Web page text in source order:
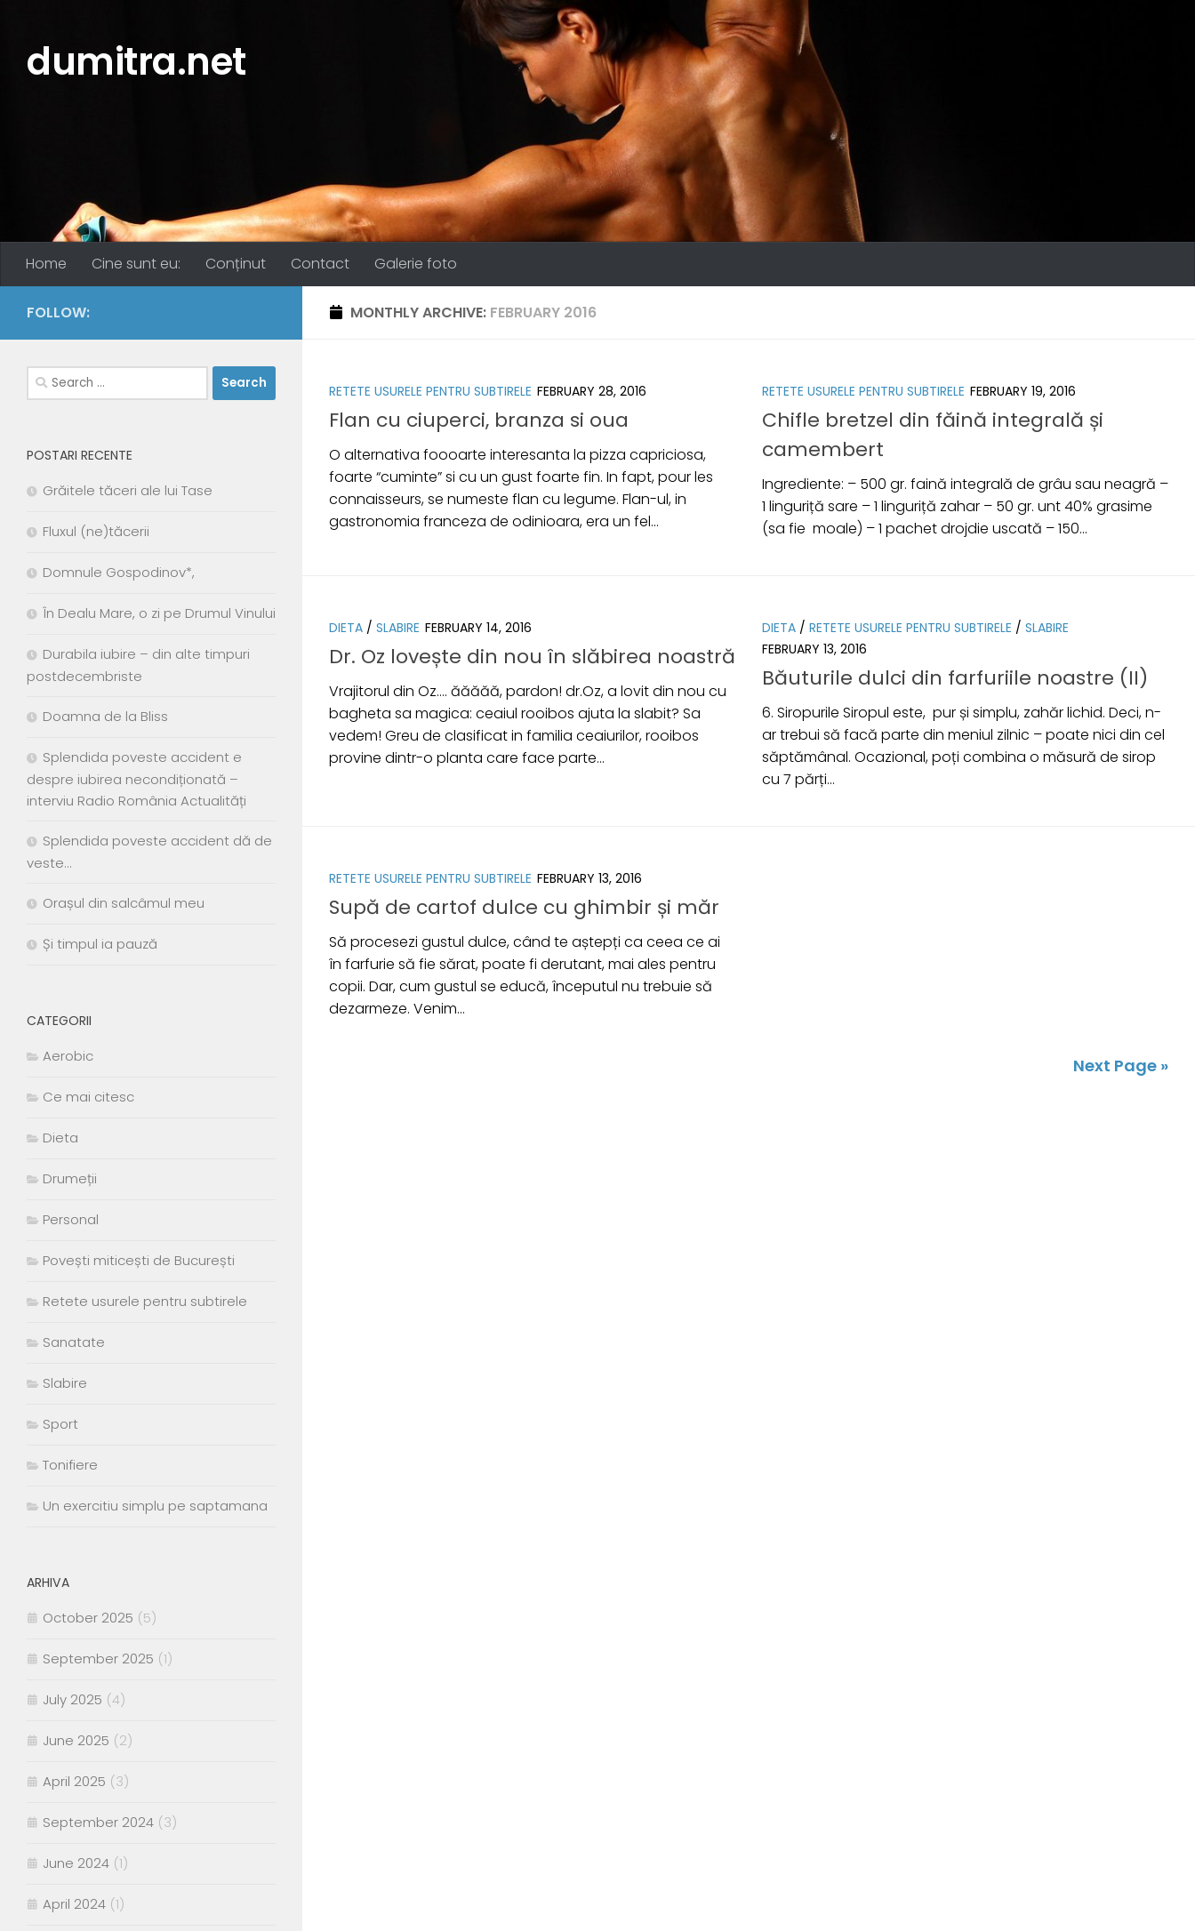
dumitra.net
Home Cine sunt eu: Conținut Contact Galerie foto
MONTHLY ARCHIVE: FEBRUARY 2016
RETETE USURELE PENTRU SUBTIRELE FEBRUARY 28, 2016
Flan cu ciuperci, branza si oua
O alternativa foooarte interesanta la pizza capriciosa,
foarte “cuminte” si cu un gust foarte fin. In fapt, pour les
connaisseurs, se numeste flan cu legume. Flan-ul, in
gastronomia franceza de odinioara, era un fel...
RETETE USURELE PENTRU SUBTIRELE FEBRUARY 19, 2016
Chifle bretzel din făină integrală și
camembert
Ingrediente: – 500 gr. faină integrală de grâu sau neagră –
1 linguriță sare – 1 linguriță zahar – 50 gr. unt 40% grasime
(sa fie moale) – 1 pachet drojdie uscată – 150...
DIETA / SLABIRE FEBRUARY 14, 2016
Dr. Oz lovește din nou în slăbirea noastră
Vrajitorul din Oz…. ăăăăă, pardon! dr.Oz, a lovit din nou cu
bagheta sa magica: ceaiul rooibos ajuta la slabit? Sa
vedem! Greu de clasificat in familia ceaiurilor, rooibos
provine dintr-o planta care face parte...
DIETA / RETETE USURELE PENTRU SUBTIRELE / SLABIRE
FEBRUARY 13, 2016
Băuturile dulci din farfuriile noastre (II)
6. Siropurile Siropul este, pur și simplu, zahăr lichid. Deci, n-
ar trebui să facă parte din meniul zilnic – poate nici din cel
săptămânal. Ocazional, poți combina o măsură de sirop
cu 7 părți...
RETETE USURELE PENTRU SUBTIRELE FEBRUARY 13, 2016
Supă de cartof dulce cu ghimbir și măr
Să procesezi gustul dulce, când te aștepți ca ceea ce ai
în farfurie să fie sărat, poate fi derutant, mai ales pentru
copii. Dar, cum gustul se educă, începutul nu trebuie să
dezarmeze. Venim...
Next Page »
FOLLOW:
Search
for:
POSTARI RECENTE
Grăitele tăceri ale lui Tase
Fluxul (ne)tăcerii
Domnule Gospodinov*,
În Dealu Mare, o zi pe Drumul Vinului
Durabila iubire – din alte timpuri
postdecembriste
Doamna de la Bliss
Splendida poveste accident e
despre iubirea necondiționată –
interviu Radio România Actualități
Splendida poveste accident dă de
veste…
Orașul din salcâmul meu
Și timpul ia pauză
CATEGORII
Aerobic
Ce mai citesc
Dieta
Drumeții
Personal
Povești miticești de București
Retete usurele pentru subtirele
Sanatate
Slabire
Sport
Tonifiere
Un exercitiu simplu pe saptamana
ARHIVA
October 2025 (5)
September 2025 (1)
July 2025 (4)
June 2025 (2)
April 2025 (3)
September 2024 (3)
June 2024 (1)
April 2024 (1)